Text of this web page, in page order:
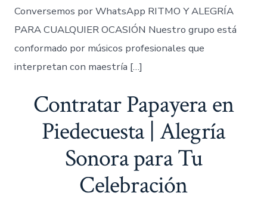
Conversemos por WhatsApp RITMO Y ALEGRÍA
PARA CUALQUIER OCASIÓN Nuestro grupo está
conformado por músicos profesionales que
interpretan con maestría […]
Contratar Papayera en
Piedecuesta | Alegría
Sonora para Tu
Celebración